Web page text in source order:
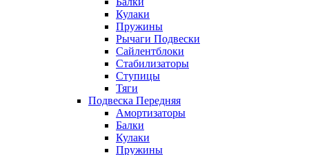
Кулаки
Пружины
Рычаги Подвески
Сайлентблоки
Стабилизаторы
Ступицы
Тяги
Подвеска Передняя
Амортизаторы
Балки
Кулаки
Пружины